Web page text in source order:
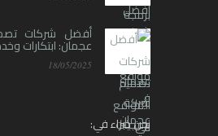
أفضل شركات
عجمان: ابتكارات
18/05/2025
نحن خبراء في: